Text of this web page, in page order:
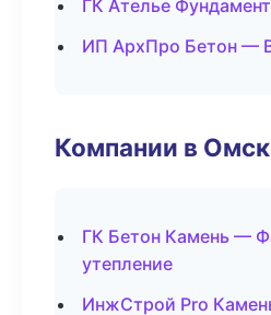
ГК Ателье
ИП АрхПро Бетон —
Компании в Омск
ГК Бетон Камень —
утепление
ИнжСтрой Pro